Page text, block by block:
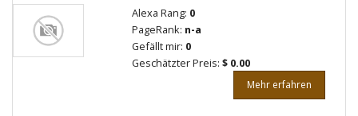
Alexa Rang: 0
PageRank: n-a
Gefällt mir: 0
Geschätzter Preis: $ 0.00
Mehr erfahren